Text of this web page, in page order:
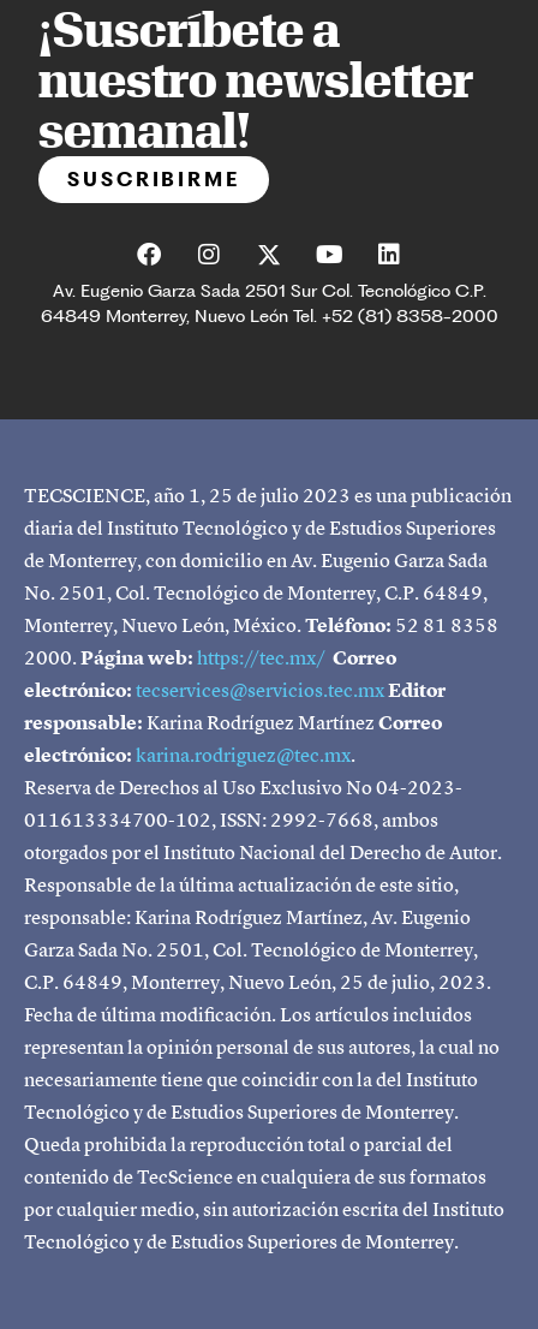
¡Suscríbete a
nuestro newsletter
semanal!
SUSCRIBIRME
Av. Eugenio Garza Sada 2501 Sur Col. Tecnológico C.P.
64849 Monterrey, Nuevo León Tel. +52 (81) 8358-2000
TECSCIENCE, año 1, 25 de julio 2023 es una publicación
diaria del Instituto Tecnológico y de Estudios Superiores
de Monterrey, con domicilio en Av. Eugenio Garza Sada
No. 2501, Col. Tecnológico de Monterrey, C.P. 64849,
Monterrey, Nuevo León, México.Teléfono: 52 81 8358
2000.Página web:https://tec.mx/ Correo
electrónico:tecservices@servicios.tec.mxEditor
responsable:Karina Rodríguez MartínezCorreo
electrónico:karina.rodriguez@tec.mx.
Reserva de Derechos al Uso Exclusivo No 04-2023-
011613334700-102, ISSN: 2992-7668, ambos
otorgados por el Instituto Nacional del Derecho de Autor.
Responsable de la última actualización de este sitio,
responsable: Karina Rodríguez Martínez, Av. Eugenio
Garza Sada No. 2501, Col. Tecnológico de Monterrey,
C.P. 64849, Monterrey, Nuevo León, 25 de julio, 2023.
Fecha de última modificación. Los artículos incluidos
representan la opinión personal de sus autores, la cual no
necesariamente tiene que coincidir con la del Instituto
Tecnológico y de Estudios Superiores de Monterrey.
Queda prohibida la reproducción total o parcial del
contenido de TecScience en cualquiera de sus formatos
por cualquier medio, sin autorización escrita del Instituto
Tecnológico y de Estudios Superiores de Monterrey.